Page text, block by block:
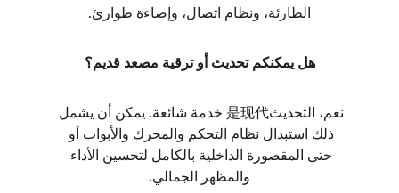
الطارئة، ونظام اتصال، وإضاءة طوارئ.
هل يمكنكم تحديث أو ترقية مصعد قديم؟
نعم، التحديث是现代 خدمة شائعة. يمكن أن يشمل
ذلك استبدال نظام التحكم والمحرك والأبواب أو
حتى المقصورة الداخلية بالكامل لتحسين الأداء
والمظهر الجمالي.